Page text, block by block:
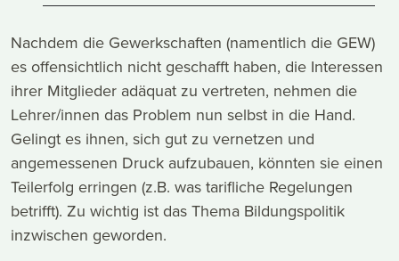
Nachdem die Gewerkschaften (namentlich die GEW)
es offensichtlich nicht geschafft haben, die Interessen
ihrer Mitglieder adäquat zu vertreten, nehmen die
Lehrer/innen das Problem nun selbst in die Hand.
Gelingt es ihnen, sich gut zu vernetzen und
angemessenen Druck aufzubauen, könnten sie einen
Teilerfolg erringen (z.B. was tarifliche Regelungen
betrifft). Zu wichtig ist das Thema Bildungspolitik
inzwischen geworden.